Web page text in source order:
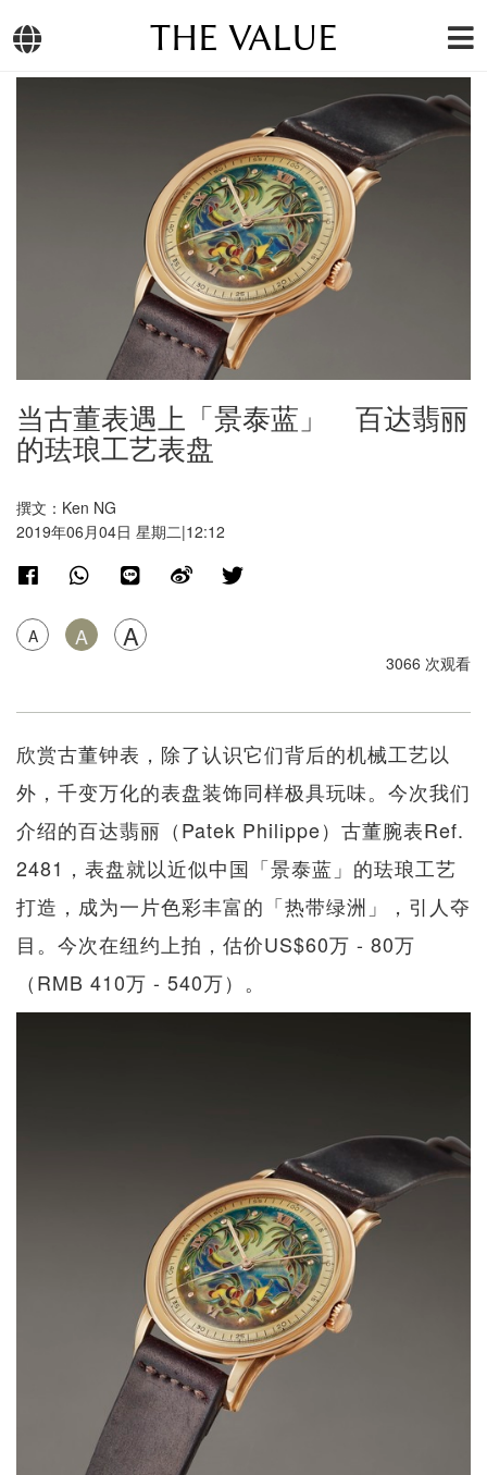
THE VALUE
当古董表遇上「景泰蓝」 百达翡丽
的珐琅工艺表盘
撰文：Ken NG
2019年06月04日 星期二|12:12
A A A
3066 次观看
欣赏古董钟表，除了认识它们背后的机械工艺以
外，千变万化的表盘装饰同样极具玩味。今次我们
介绍的百达翡丽（Patek Philippe）古董腕表Ref.
2481，表盘就以近似中国「景泰蓝」的珐琅工艺
打造，成为一片色彩丰富的「热带绿洲」，引人夺
目。今次在纽约上拍，估价US$60万 - 80万
（RMB 410万 - 540万）。